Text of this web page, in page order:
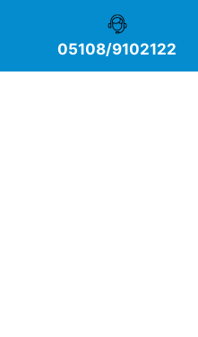
05108/9102122